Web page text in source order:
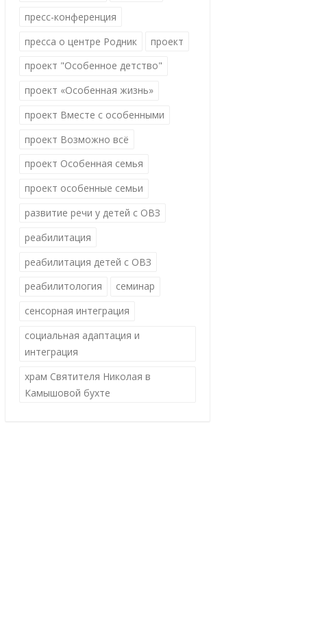
пресс-конференция
пресса о центре Родник
проект
проект "Особенное детство"
проект «Особенная жизнь»
проект Вместе с особенными
проект Возможно всё
проект Особенная семья
проект особенные семьи
развитие речи у детей с ОВЗ
реабилитация
реабилитация детей с ОВЗ
реабилитология
семинар
сенсорная интеграция
социальная адаптация и
интеграция
храм Святителя Николая в
Камышовой бухте